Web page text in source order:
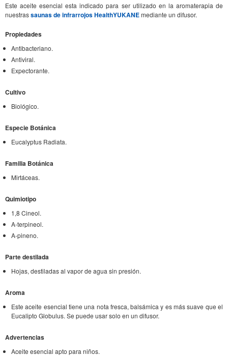
Este aceite esencial esta indicado para ser utilizado en la aromaterapia de
nuestrassaunas de infrarrojos HealthYUKANEmediante un difusor.
Propiedades
Antibacteriano.
Antiviral.
Expectorante.
Cultivo
Biológico.
Especie Botánica
Eucalyptus Radiata.
Familia Botánica
Mirtáceas.
Quimiotipo
1,8 Cineol.
A-terpineol.
A-pineno.
Parte destilada
Hojas, destiladas al vapor de agua sin presión.
Aroma
Este aceite esencial tiene una nota fresca, balsámica y es más suave que el
Eucalipto Globulus. Se puede usar solo en un difusor.
Advertencias
Aceite esencial apto para niños.